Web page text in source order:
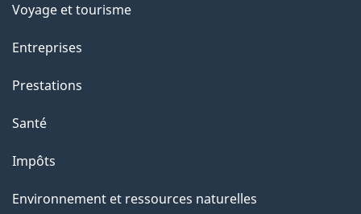
Voyage et tourisme
Entreprises
Prestations
Santé
Impôts
Environnement et ressources naturelles